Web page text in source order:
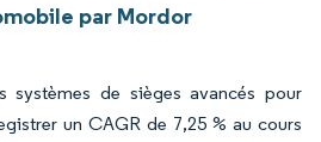
par Mordor
systèmes de sièges avancés pour
un CAGR de 7,25 % au cours